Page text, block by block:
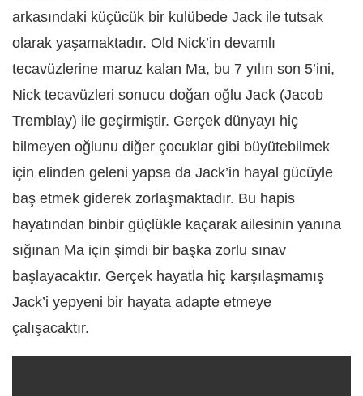
arkasındaki küçücük bir kulübede Jack ile tutsak
olarak yaşamaktadır. Old Nick’in devamlı
tecavüzlerine maruz kalan Ma, bu 7 yılın son 5’ini,
Nick tecavüzleri sonucu doğan oğlu Jack (Jacob
Tremblay) ile geçirmiştir. Gerçek dünyayı hiç
bilmeyen oğlunu diğer çocuklar gibi büyütebilmek
için elinden geleni yapsa da Jack’in hayal gücüyle
baş etmek giderek zorlaşmaktadır. Bu hapis
hayatından binbir güçlükle kaçarak ailesinin yanına
sığınan Ma için şimdi bir başka zorlu sınav
başlayacaktır. Gerçek hayatla hiç karşılaşmamış
Jack’i yepyeni bir hayata adapte etmeye
çalışacaktır.